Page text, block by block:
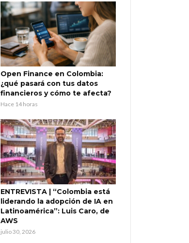
Open Finance en Colombia:
¿qué pasará con tus datos
financieros y cómo te afecta?
Hace 14 horas
ENTREVISTA | “Colombia está
liderando la adopción de IA en
Latinoamérica”: Luis Caro, de
AWS
julio 30, 2026